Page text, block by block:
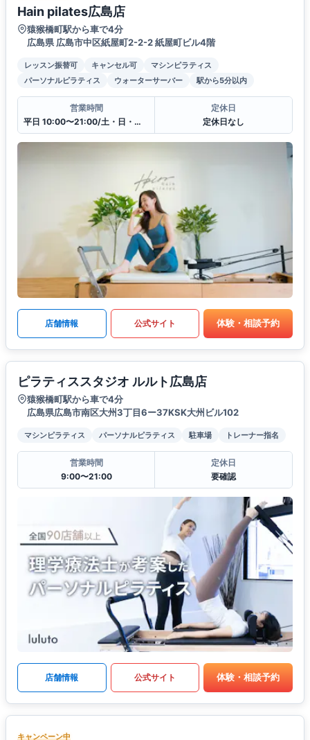
Hain pilates広島店
猿猴橋町駅から車で4分
広島県 広島市中区紙屋町2-2-2 紙屋町ビル4階
レッスン振替可 キャンセル可
マシンピラティス
パーソナルピラティス
ウォーターサーバー 駅から5分以内
営業時間
平日 10:00〜21:00/土・日・祝10:00〜19:00
定休日
定休日なし
店舗情報 公式サイト 体験・相談予約
ピラティススタジオ ルルト広島店
猿猴橋町駅から車で4分
広島県広島市南区大州3丁目6ー37KSK大州ビル102
マシンピラティス パーソナルピラティス 駐車場 トレーナー指名
営業時間
9:00〜21:00
定休日
要確認
店舗情報 公式サイト 体験・相談予約
キャンペーン中